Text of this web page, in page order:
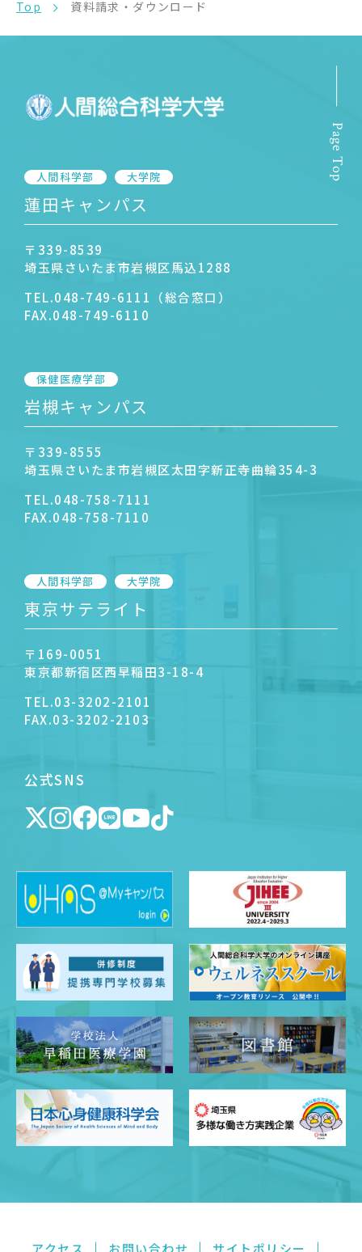
Top 資料請求・ダウンロード
人間科学部 大学院
蓮田キャンパス
〒339-8539
埼玉県さいたま市岩槻区馬込1288
TEL.048-749-6111（総合窓口）
FAX.048-749-6110
保健医療学部
岩槻キャンパス
〒339-8555
埼玉県さいたま市岩槻区太田字新正寺曲輪354-3
TEL.048-758-7111
FAX.048-758-7110
人間科学部 大学院
東京サテライト
〒169-0051
東京都新宿区西早稲田3-18-4
TEL.03-3202-2101
FAX.03-3202-2103
公式SNS
アクセス お問い合わせ サイトポリシー
Page Top